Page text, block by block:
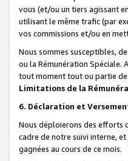
vous (et/ou un tiers agissant
utilisant le même trafic (par
vos commissions et/ou en
Nous sommes susceptibles,
ou la Rémunération
tout moment tout ou partie
Limitations de la
6. Déclaration et
Nous déploierons des efforts
cadre de notre suivi interne,
gagnées au cours de ce mois.